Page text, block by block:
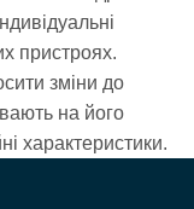
пристроях.
зміни до
на його
характеристики.